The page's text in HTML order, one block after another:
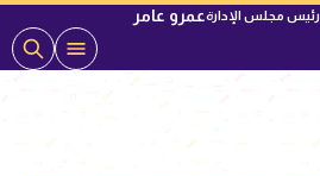
رئيس مجلس الإدارةعمرو عامر